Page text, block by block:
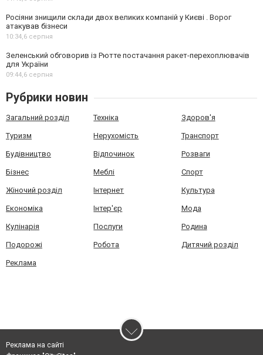
Росіяни знищили склади двох великих компаній у Києві . Ворог
атакував бізнеси
10:34,6 серпня
Зеленський обговорив із Рютте постачання ракет-перехоплювачів
для України
09:44,6 серпня
Рубрики новин
Загальний розділ Техніка Здоров'я
Туризм Нерухомість Транспорт
Будівництво Відпочинок Розваги
Бізнес Меблі Спорт
Жіночий розділ Інтернет Культура
Економіка Інтер'єр Мода
Кулінарія Послуги Родина
Подорожі Робота Дитячий розділ
Реклама
Реклама на сайті